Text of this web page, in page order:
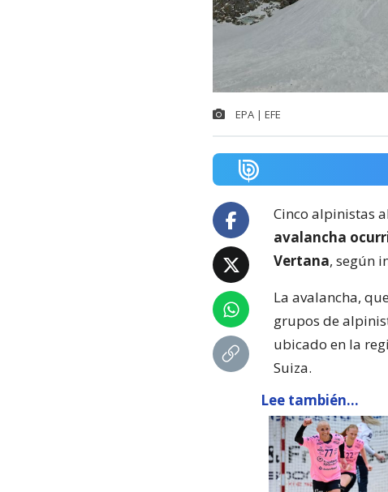
EPA | EFE
Cinco alpinistas
avalancha
Vertana, según
La avalancha,
grupos de
ubicado en la
Suiza.
Lee también...